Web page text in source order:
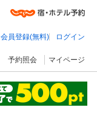
会員登録(無料) ログイン
予約照会 マイページ